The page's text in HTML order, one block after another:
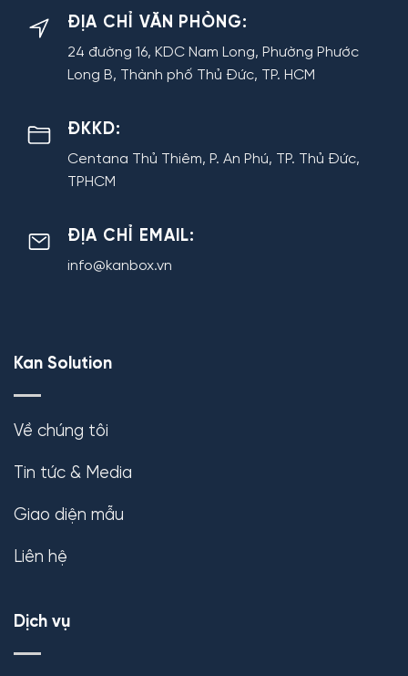
ĐỊA CHỈ VĂN PHÒNG:
24 đường 16, KDC Nam Long, Phường Phước
Long B, Thành phố Thủ Đức, TP. HCM
ĐKKD:
Centana Thủ Thiêm, P. An Phú, TP. Thủ Đức,
TPHCM
ĐỊA CHỈ EMAIL:
info@kanbox.vn
Kan Solution
Về chúng tôi
Tin tức & Media
Giao diện mẫu
Liên hệ
Dịch vụ